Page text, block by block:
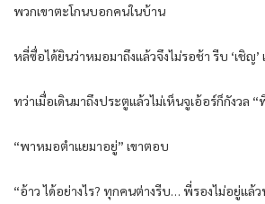
พวกเขาตะโกนบอกคนในบ้าน
หลี่ซื่อได้ยินว่าหมอมาถึงแล้วจึงไม่รอช้า รีบ ‘เชิญ’
ทว่าเมื่อเดินมาถึงประตูแล้วไม่เห็นจูเอ้อร์ก็กังวล “
“พาหมอตำแยมาอยู่” เขาตอบ
“อ้าว ได้อย่างไร? ทุกคนต่างรีบ… พี่รองไม่อยู่แล้